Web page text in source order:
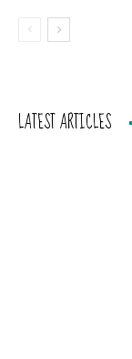
LATEST ARTICLES